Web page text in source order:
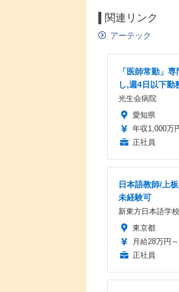
関連リンク
アーテック
「医師常勤」
し,週4日以下勤
光生会病院
愛知県
年収1,000万
正社員
日本語教師/上
未経験可
新東方日本語学
東京都
月給28万円～
正社員